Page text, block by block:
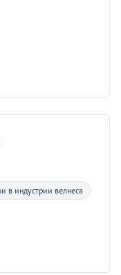
в индустрии велнеса